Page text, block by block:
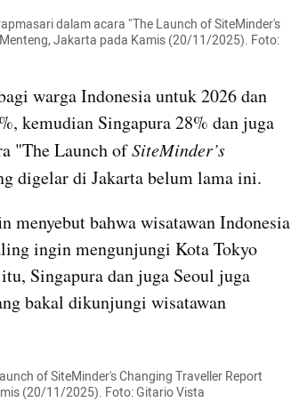
dalam acara "The Launch of SiteMinder's
Jakarta pada Kamis (20/11/2025). Foto:
warga Indonesia untuk 2026 dan
kemudian Singapura 28% dan juga
"The Launch of SiteMinder’s
digelar di Jakarta belum lama ini.
menyebut bahwa wisatawan Indonesia
ingin mengunjungi Kota Tokyo
Singapura dan juga Seoul juga
bakal dikunjungi wisatawan
of SiteMinder's Changing Traveller Report
(20/11/2025). Foto: Gitario Vista